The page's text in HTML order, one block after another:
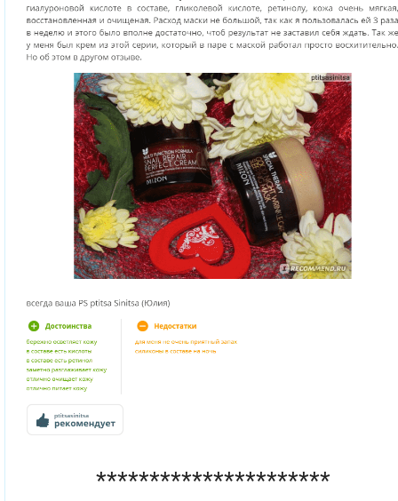
**********************